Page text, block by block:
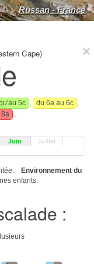
Russan - France
Cape)
5c , du 6a au 6c ,
8a
.
Juin
Juillet
Environnement du
enfants.
: